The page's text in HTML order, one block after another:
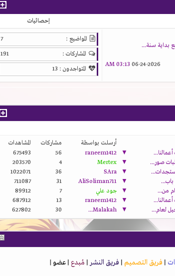
إحصائيات
بداية سنة...
06-24-2026
03:13 AM
المواضيع :
7
المشاركات :
191
المتواجدون : 13
أرسلت بواسطة مشاركات
المشاهدات
▼
raneem1412
صور...
▼
Mertex
▼
SAra
▼
AliSoliman711
711087
من...
▼ جود علي 7
▼
raneem1412
لعام...
▼
Malakah...
| فريق التصميم | فريق النشر | مُبدع | عضو